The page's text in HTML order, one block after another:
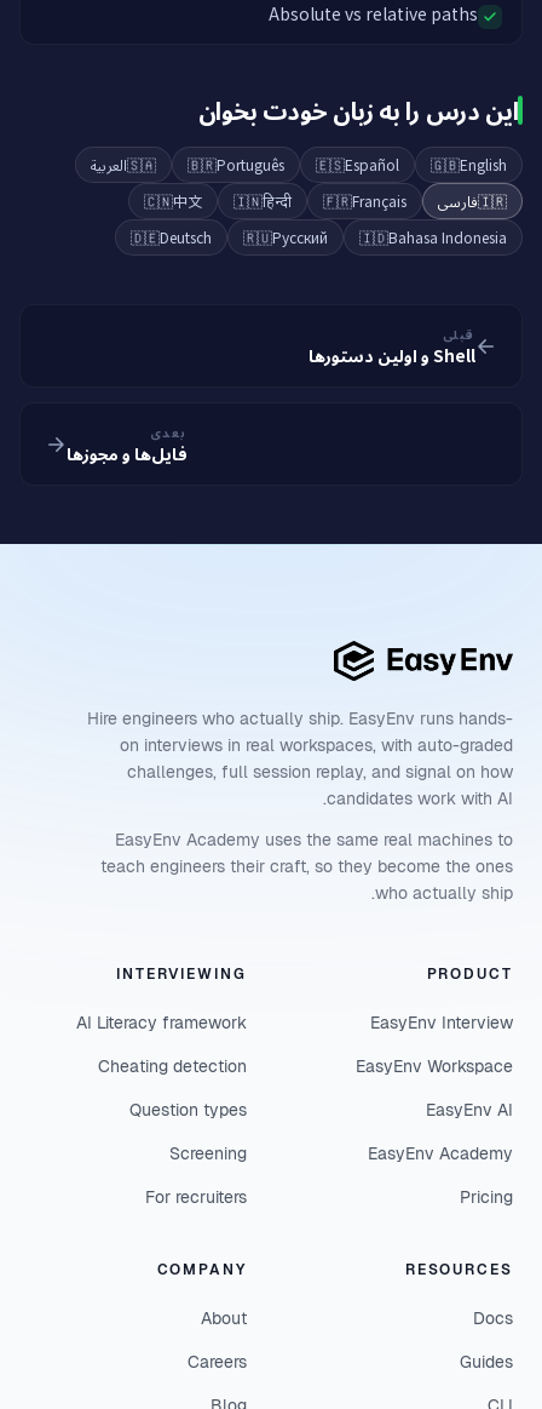
Absolute vs relative paths
این درس را به زبان خودت بخوان
🇬🇧English
🇪🇸Español
🇧🇷Português
🇸🇦العربية
🇮🇷فارسی 🇫🇷Français
🇮🇳हिन्दी
🇨🇳中文
🇮🇩Bahasa Indonesia
🇷🇺Русский
🇩🇪Deutsch
قبلی
Shell و اولین دستورها
بعدی
فایل‌ها و مجوزها
Hire engineers who actually ship. EasyEnv runs hands-
on interviews in real workspaces, with auto-graded
challenges, full session replay, and signal on how
candidates work with AI.
EasyEnv Academy uses the same real machines to
teach engineers their craft, so they become the ones
who actually ship.
PRODUCT
EasyEnv Interview
EasyEnv Workspace
EasyEnv AI
EasyEnv Academy
Pricing
INTERVIEWING
AI Literacy framework
Cheating detection
Question types
Screening
For recruiters
RESOURCES
Docs
Guides
COMPANY
About
Careers